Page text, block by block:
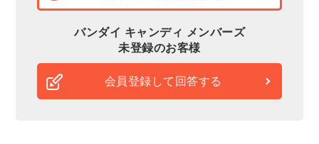
バンダイ キャンディ メンバーズ
未登録のお客様
会員登録して回答する